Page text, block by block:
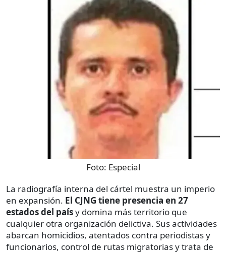
Foto: Especial
La radiografía interna del cártel muestra un imperio
en expansión. El CJNG tiene presencia en 27
estados del paísy domina más territorio que
cualquier otra organización delictiva. Sus actividades
abarcan homicidios, atentados contra periodistas y
funcionarios, control de rutas migratorias y trata de